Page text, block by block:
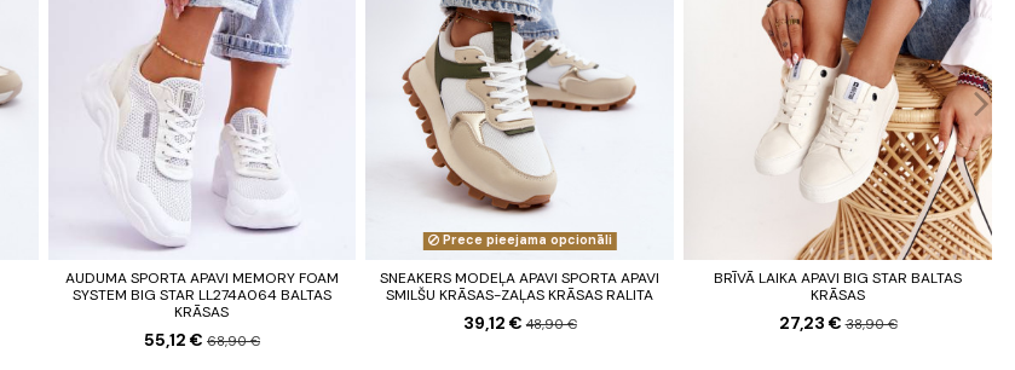
AUDUMA SPORTA APAVI MEMORY FOAM
SYSTEM BIG STAR LL274A064 BALTAS
KRĀSAS
55,12 € 68,90 €
Prece pieejama opcionāli
SNEAKERS MODEĻA APAVI SPORTA APAVI
SMILŠU KRĀSAS-ZAĻAS KRĀSAS RALITA
39,12 €48,90 €
BRĪVĀ LAIKA APAVI BIG STAR BALTAS
KRĀSAS
27,23 €38,90 €